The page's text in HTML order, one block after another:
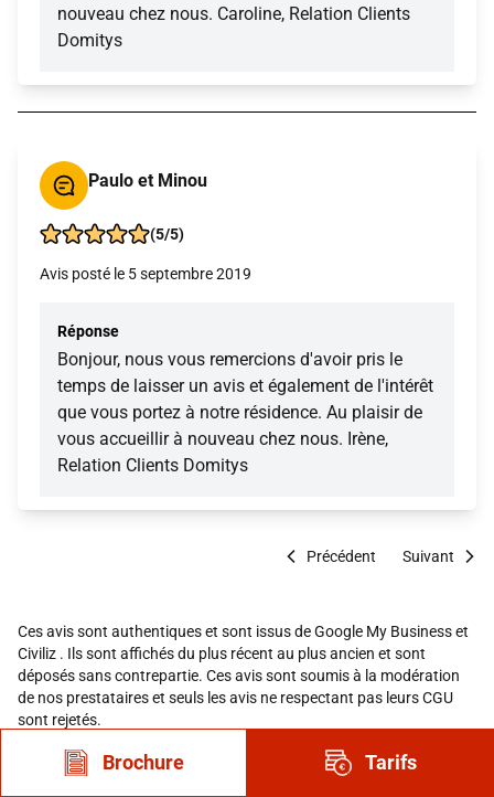
nouveau chez nous. Caroline, Relation Clients
Domitys
Paulo et Minou
(5/5)
Avis posté le 5 septembre 2019
Réponse
Bonjour, nous vous remercions d'avoir pris le
temps de laisser un avis et également de l'intérêt
que vous portez à notre résidence. Au plaisir de
vous accueillir à nouveau chez nous. Irène,
Relation Clients Domitys
Précédent Suivant
Ces avis sont authentiques et sont issus de Google My Business et
Civiliz . Ils sont affichés du plus récent au plus ancien et sont
déposés sans contrepartie. Ces avis sont soumis à la modération
de nos prestataires et seuls les avis ne respectant pas leurs CGU
sont rejetés.
Brochure Tarifs